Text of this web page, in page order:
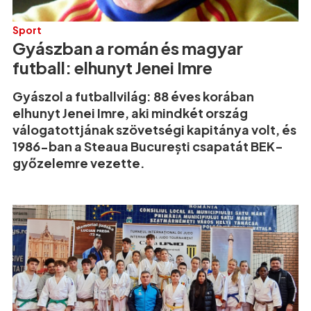
Sport
Gyászban a román és magyar
futball: elhunyt Jenei Imre
Gyászol a futballvilág: 88 éves korában
elhunyt Jenei Imre, aki mindkét ország
válogatottjának szövetségi kapitánya volt, és
1986-ban a Steaua București csapatát BEK-
győzelemre vezette.